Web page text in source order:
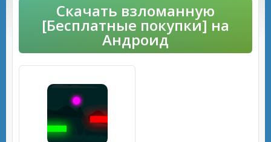
Скачать взломанную
[Бесплатные покупки] на
Андроид